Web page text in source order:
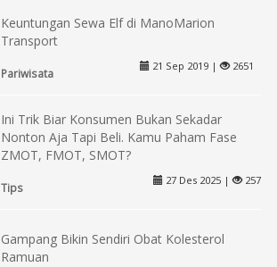
Keuntungan Sewa Elf di ManoMarion
Transport
Pariwisata
21 Sep 2019 | 2651
Ini Trik Biar Konsumen Bukan Sekadar
Nonton Aja Tapi Beli. Kamu Paham Fase
ZMOT, FMOT, SMOT?
Tips
27 Des 2025 | 257
Gampang Bikin Sendiri Obat Kolesterol
Ramuan